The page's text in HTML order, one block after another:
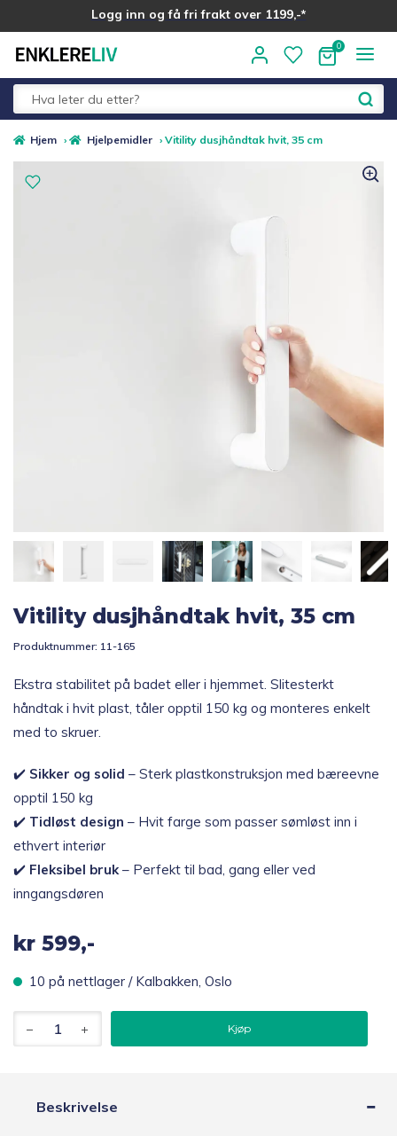
Logg inn og få fri frakt over 1199,-*
Alle kategorier
Medlemstilbud
Gavetips
Fold
ut
Hjem › Hjelpemidler › Vitility dusjhåndtak hvit, 35 cm
Vitility dusjhåndtak hvit, 35 cm
Produktnummer: 11-165
Ekstra stabilitet på badet eller i hjemmet. Slitesterkt
håndtak i hvit plast, tåler opptil 150 kg og monteres enkelt
med to skruer.
✔️ Sikker og solid – Sterk plastkonstruksjon med bæreevne
opptil 150 kg
✔️ Tidløst design – Hvit farge som passer sømløst inn i
ethvert interiør
✔️ Fleksibel bruk– Perfekt til bad, gang eller ved
inngangsdøren
kr 599,-
10 på nettlager / Kalbakken, Oslo
dusjhåndtak
hvit,
antall
Kjøp
Beskrivelse